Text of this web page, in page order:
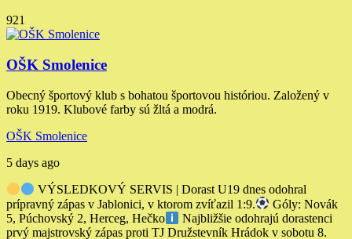
921
OŠK Smolenice
Obecný športový klub s bohatou športovou históriou. Založený v
roku 1919. Klubové farby sú žltá a modrá.
OŠK Smolenice
5 days ago
VÝSLEDKOVÝ SERVIS | Dorast U19 dnes odohral
prípravný zápas v Jablonici, v ktorom zvíťazil 1:9.
Góly: Novák
5, Púchovský 2, Herceg, Hečko
Najbližšie odohrajú dorastenci
prvý majstrovský zápas proti TJ Družstevník Hrádok v sobotu 8.